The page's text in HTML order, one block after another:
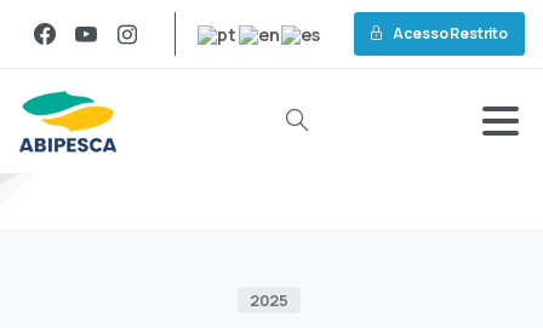
Acesso Restrito
2025